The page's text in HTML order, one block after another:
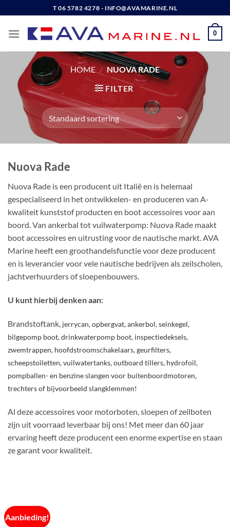
naar
inhoud
T 06 5782 4278 - INFO@AVAMARINE.NL
0
HOME / NUOVA RADE
FILTER
Nuova Rade
Nuova Rade is een producent uit Italië en is helemaal
gespecialiseerd in het ontwikkelen- en produceren van A-
kwaliteit kunststof producten en boot accessoires voor aan
boord. Van ankerbal tot vuilwaterpomp: Nuova Rade maakt
boot accessoires en uitrusting voor de nautische markt. AVA
Marine heeft een groothandelsfunctie voor deze producent
en is leverancier voor vele nautische bedrijven als zeilscholen,
jachtverhuurders of sloepenbouwers.
U kunt hierbij denken aan:
Brandstoftank, jerrycan,opbergvat,ankerbol,seinkegel,
bilgepomp boot,drinkwaterpomp boot, inspectiedeksels,
zwemtrappen, hoofdstroomschakelaars,geurfilters,
scheepstoiletten,vuilwatertanks,outboard tillers, hydrofoil,
pompballen- en benzine slangen voor buitenboordmotoren,
trechters of bijvoorbeeld slangklemmen!
Al deze accessoires voor motorboten, sloepen of zeilboten
zijn uit voorraad leverbaar bij ons! Met meer dan 60 jaar
ervaring heeft deze producent een enorme expertise en staan
ze garant voor kwaliteit.
Aanbieding!